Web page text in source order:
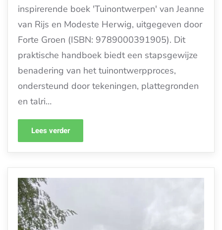
inspirerende boek 'Tuinontwerpen' van Jeanne
van Rijs en Modeste Herwig, uitgegeven door
Forte Groen (ISBN: 9789000391905). Dit
praktische handboek biedt een stapsgewijze
benadering van het tuinontwerpproces,
ondersteund door tekeningen, plattegronden
en talri…
Lees verder